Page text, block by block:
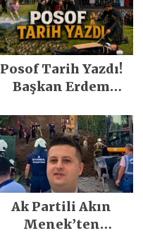
Posof Tarih Yazdı!
Başkan Erdem
Emeğiyle Son
Yılların En Büyük
Festivali
Gerçekleşti
Ak Partili Akın
Menek’ten